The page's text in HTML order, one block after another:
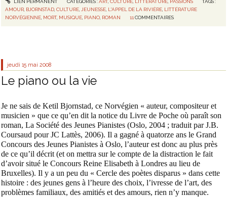
LIEN PERMANENT CATÉGORIES :ART, CULTURE, LITTÉRATURE, PASSIONS
TAGS :
AMOUR, BJORNSTAD,CULTURE,JEUNESSE, L'APPEL DE LA RIVIÈRE, LITTÉRATURE
NORVÉGIENNE, MORT, MUSIQUE, PIANO, ROMAN 11 COMMENTAIRES
jeudi 15 mai 2008
Le piano ou la vie
Je ne sais de Ketil Bjornstad, ce Norvégien « auteur, compositeur et
musicien » que ce qu’en dit la notice du Livre de Poche où paraît son
roman, La Société des Jeunes Pianistes (Oslo, 2004 ; traduit par J.B.
Coursaud pour JC Lattès, 2006). Il a gagné à quatorze ans le Grand
Concours des Jeunes Pianistes à Oslo, l’auteur est donc au plus près
de ce qu’il décrit (et on mettra sur le compte de la distraction le fait
d’avoir situé le Concours Reine Elisabeth à Londres au lieu de
Bruxelles). Il y a un peu du « Cercle des poètes disparus » dans cette
histoire : des jeunes gens à l’heure des choix, l’ivresse de l’art, des
problèmes familiaux, des amitiés et des amours, rien n’y manque.